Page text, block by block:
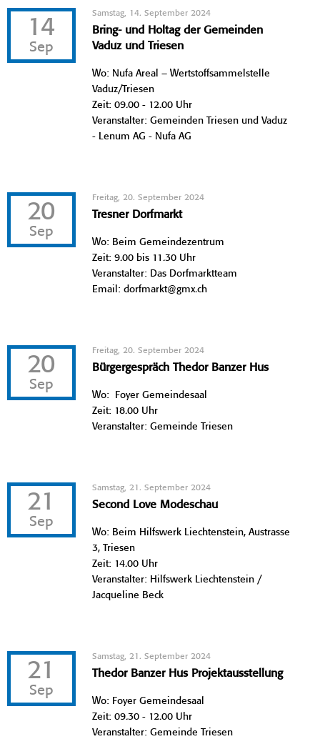
14
Sep
Samstag, 14. September 2024
Bring- und Holtag der Gemeinden
Vaduz und Triesen
Wo: Nufa Areal – Wertstoffsammelstelle
Vaduz/Triesen
Zeit: 09.00 - 12.00 Uhr
Veranstalter: Gemeinden Triesen und Vaduz
- Lenum AG - Nufa AG
20
Sep
Freitag, 20. September 2024
Tresner Dorfmarkt
Wo: Beim Gemeindezentrum
Zeit: 9.00 bis 11.30 Uhr
Veranstalter: Das Dorfmarktteam
Email: dorfmarkt@gmx.ch
20
Sep
Freitag, 20. September 2024
Bürgergespräch Thedor Banzer Hus
Wo: Foyer Gemeindesaal
Zeit: 18.00 Uhr
Veranstalter: Gemeinde Triesen
21
Sep
Samstag, 21. September 2024
Second Love Modeschau
Wo: Beim Hilfswerk Liechtenstein, Austrasse
3, Triesen
Zeit: 14.00 Uhr
Veranstalter: Hilfswerk Liechtenstein /
Jacqueline Beck
21
Sep
Samstag, 21. September 2024
Thedor Banzer Hus Projektausstellung
Wo: Foyer Gemeindesaal
Zeit: 09.30 - 12.00 Uhr
Veranstalter: Gemeinde Triesen